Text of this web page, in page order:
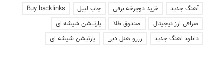
آهنگ جدید
خرید دوچرخه برقی چاپ لیبل
Buy backlinks
صرافی ارز دیجیتال
صندوق طلا
پارتیشن شیشه ای
دانلود اهنگ جدید
رزرو هتل دبی پارتیشن شیشه ای